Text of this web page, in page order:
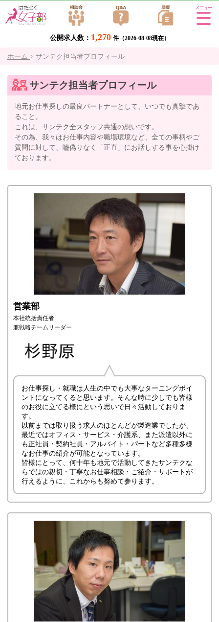
公開求人数： 1,270 件（2026-08-08現在）
Tog
ホーム > サンテク担当者プロフィール
サンテク担当者プロフィール
地元お仕事探しの最良パートナーとして、いつでも真摯であ
ること。
これは、サンテク全スタッフ共通の想いです。
その為、我々はお仕事内容や職場環境など、全ての事柄やご
質問に対して、嘘偽りなく「正直」にお話しする事を心掛け
ております。
営業部
本社統括責任者
兼戦略チームリーダー
お仕事探し・就職は人生の中でも大事なターニングポイ
ントになってくると思います。そんな時に少しでも皆様
のお役に立てる様にという思いで日々活動しておりま
す。
以前までは取り扱う求人のほとんどが製造業でしたが、
最近ではオフィス・サービス・介護系、また派遣以外に
も正社員・契約社員・アルバイト・パートなど多種多様
なお仕事の紹介が可能となっています。
皆様にとって、何十年も地元で活動してきたサンテクな
らではの親切・丁寧なお仕事相談・ご紹介・サポートが
行えるように、これからも努めて参ります。